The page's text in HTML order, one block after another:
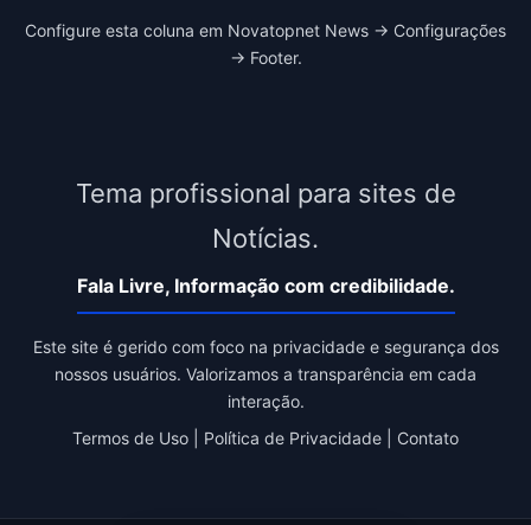
Configure esta coluna em Novatopnet News → Configurações
→ Footer.
Tema profissional para sites de
Notícias.
Fala Livre, Informação com credibilidade.
Este site é gerido com foco na privacidade e segurança dos
nossos usuários. Valorizamos a transparência em cada
interação.
Termos de Uso
Política de Privacidade Contato